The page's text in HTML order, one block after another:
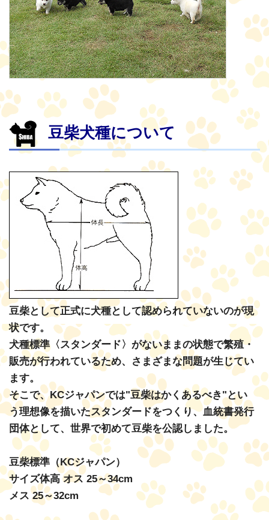
豆柴犬種について
豆柴として正式に犬種として認められていないのが現
状です。
犬種標準〈スタンダード〉がないままの状態で繁殖・
販売が行われているため、さまざまな問題が生じてい
ます。
そこで、KCジャパンでは"豆柴はかくあるべき"とい
う理想像を描いたスタンダードをつくり、血統書発行
団体として、世界で初めて豆柴を公認しました。
豆柴標準（KCジャパン）
サイズ体高 オス 25～34cm
メス 25～32cm